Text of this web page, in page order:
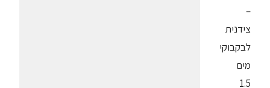
–
צידנית
לבקבוקי
מים
1.5